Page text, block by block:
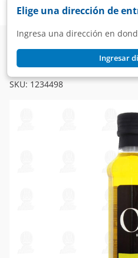
Elige una dirección de
Ingresa una dirección en
Ingresar
Super Alimentos
Oli de Nutrioli Aceite de Oliva
SKU: 1234498